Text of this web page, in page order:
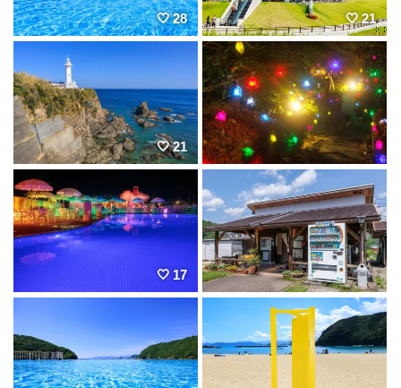
28 21
21
17